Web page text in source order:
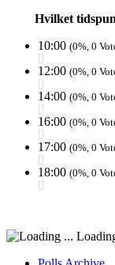
Hvilket
10:00 (0%, 0
12:00 (0%, 0
14:00 (0%, 0
16:00 (0%, 0
17:00 (0%, 0
18:00 (0%, 0